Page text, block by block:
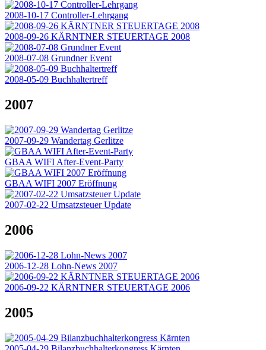
2008-10-17 Controller-Lehrgang
2008-09-26 KÄRNTNER STEUERTAGE 2008
2008-07-08 Grundner Event
2008-05-09 Buchhaltertreff
2007
2007-09-29 Wandertag Gerlitze
GBAA WIFI After-Event-Party
GBAA WIFI 2007 Eröffnung
2007-02-22 Umsatzsteuer Update
2006
2006-12-28 Lohn-News 2007
2006-09-22 KÄRNTNER STEUERTAGE 2006
2005